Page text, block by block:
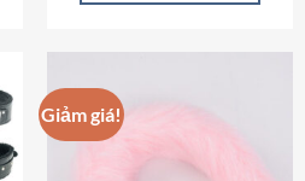
biến
thể.
Giảm giá!